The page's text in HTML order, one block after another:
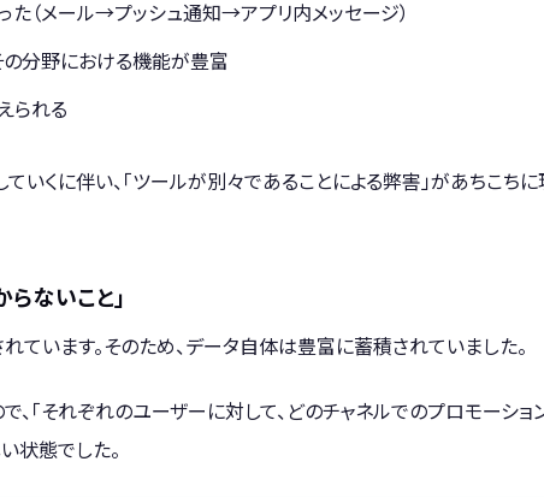
（メール→プッシュ通知→アプリ内メッセージ）
の分野における機能が豊富
られる
いくに伴い、「ツールが別々であることによる弊害」があちこち
ないこと」
ています。そのため、データ自体は豊富に蓄積されていました。
「それぞれのユーザーに対して、どのチャネルでのプロモーショ
状態でした。